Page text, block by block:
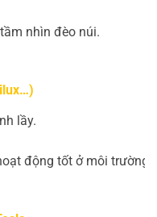
nhìn đèo núi.
lầy.
động tốt ở môi trường